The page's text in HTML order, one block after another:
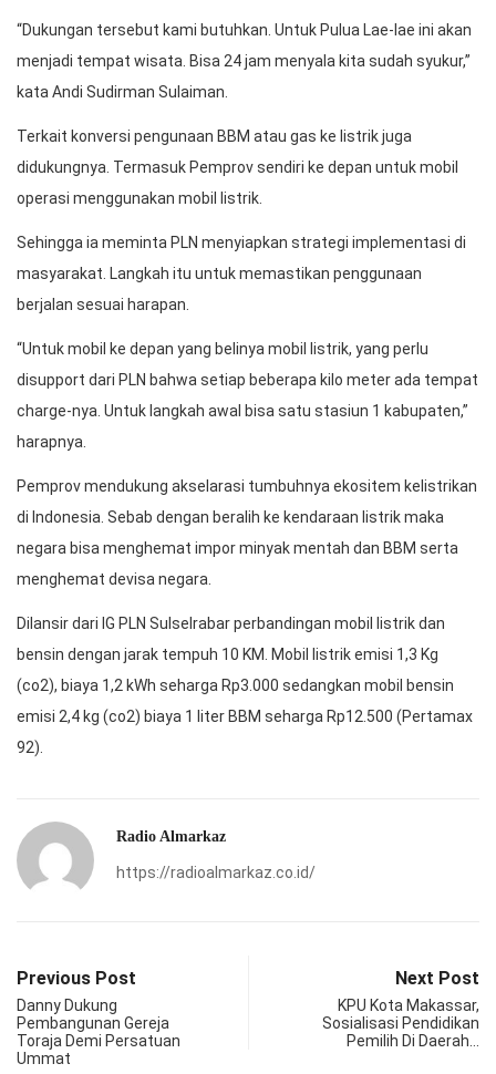
“Dukungan tersebut kami butuhkan. Untuk Pulua Lae-lae ini akan
menjadi tempat wisata. Bisa 24 jam menyala kita sudah syukur,”
kata Andi Sudirman Sulaiman.
Terkait konversi pengunaan BBM atau gas ke listrik juga
didukungnya. Termasuk Pemprov sendiri ke depan untuk mobil
operasi menggunakan mobil listrik.
Sehingga ia meminta PLN menyiapkan strategi implementasi di
masyarakat. Langkah itu untuk memastikan penggunaan
berjalan sesuai harapan.
“Untuk mobil ke depan yang belinya mobil listrik, yang perlu
disupport dari PLN bahwa setiap beberapa kilo meter ada tempat
charge-nya. Untuk langkah awal bisa satu stasiun 1 kabupaten,”
harapnya.
Pemprov mendukung akselarasi tumbuhnya ekositem kelistrikan
di Indonesia. Sebab dengan beralih ke kendaraan listrik maka
negara bisa menghemat impor minyak mentah dan BBM serta
menghemat devisa negara.
Dilansir dari IG PLN Sulselrabar perbandingan mobil listrik dan
bensin dengan jarak tempuh 10 KM. Mobil listrik emisi 1,3 Kg
(co2), biaya 1,2 kWh seharga Rp3.000 sedangkan mobil bensin
emisi 2,4 kg (co2) biaya 1 liter BBM seharga Rp12.500 (Pertamax
92).
Radio Almarkaz
https://radioalmarkaz.co.id/
Previous Post
Danny Dukung
Pembangunan Gereja
Toraja Demi Persatuan
Ummat
Next Post
KPU Kota Makassar,
Sosialisasi Pendidikan
Pemilih Di Daerah…